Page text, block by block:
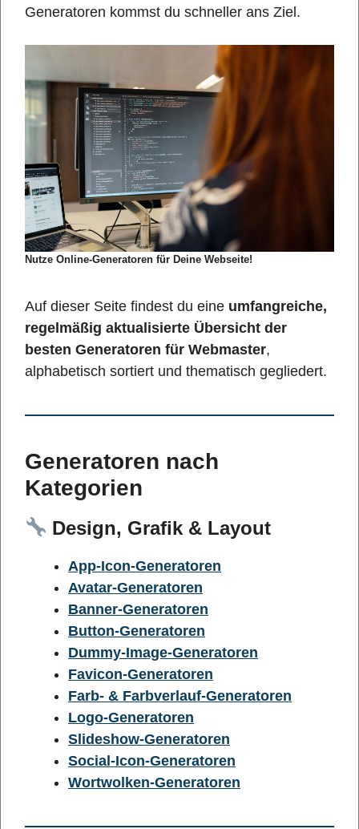
Generatoren kommst du schneller ans Ziel.
Nutze Online-Generatoren für Deine Webseite!
Auf dieser Seite findest du eine umfangreiche,
regelmäßig aktualisierte Übersicht der
besten Generatoren für Webmaster,
alphabetisch sortiert und thematisch gegliedert.
Generatoren nach
Kategorien
Design, Grafik & Layout
App-Icon-Generatoren
Avatar-Generatoren
Banner-Generatoren
Button-Generatoren
Dummy-Image-Generatoren
Favicon-Generatoren
Farb- & Farbverlauf-Generatoren
Logo-Generatoren
Slideshow-Generatoren
Social-Icon-Generatoren
Wortwolken-Generatoren